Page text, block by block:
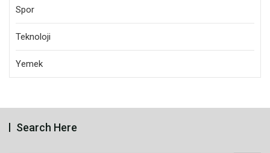
Spor
Teknoloji
Yemek
Search Here